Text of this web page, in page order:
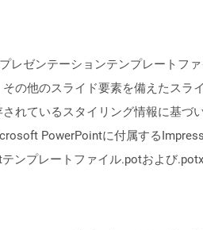
レゼンテーションテンプレートフ
の他のスライド要素を備えたスラ
れているスタイリング情報に基づ
PowerPointに付属する
ンプレートファイル.potおよび